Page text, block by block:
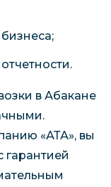
в Абакане
«АТА», вы
гарантией